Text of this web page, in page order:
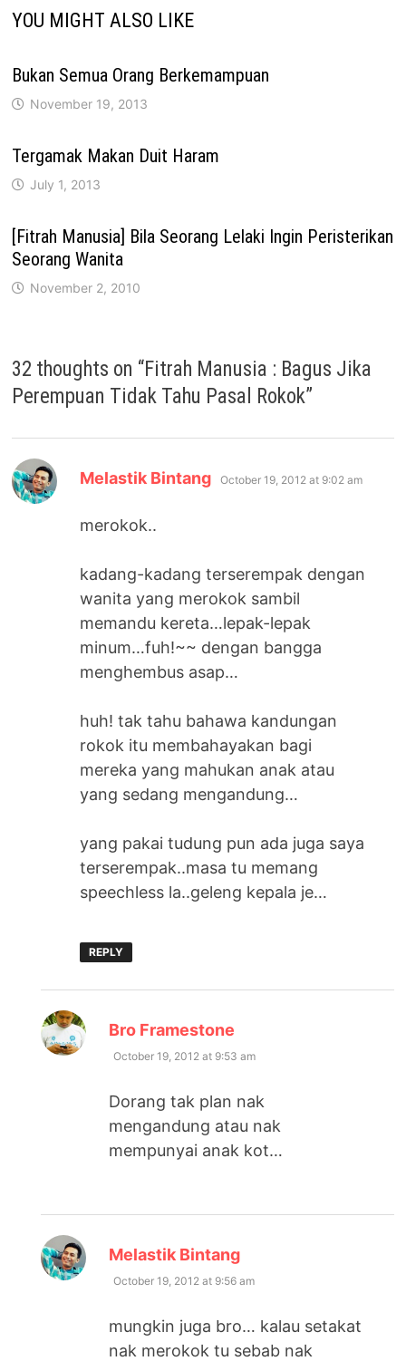
YOU MIGHT ALSO LIKE
Bukan Semua Orang Berkemampuan
November 19, 2013
Tergamak Makan Duit Haram
July 1, 2013
[Fitrah Manusia] Bila Seorang Lelaki Ingin Peristerikan
Seorang Wanita
November 2, 2010
32 thoughts on “Fitrah Manusia : Bagus Jika
Perempuan Tidak Tahu Pasal Rokok”
Melastik Bintang says:
October 19, 2012 at 9:02 am
merokok..
kadang-kadang terserempak dengan
wanita yang merokok sambil
memandu kereta…lepak-lepak
minum…fuh!~~ dengan bangga
menghembus asap…
huh! tak tahu bahawa kandungan
rokok itu membahayakan bagi
mereka yang mahukan anak atau
yang sedang mengandung…
yang pakai tudung pun ada juga saya
terserempak..masa tu memang
speechless la..geleng kepala je…
REPLY
Bro Framestone
October 19, 2012 at 9:53 am
Dorang tak plan nak
mengandung atau nak
mempunyai anak kot…
Melastik Bintang
October 19, 2012 at 9:56 am
mungkin juga bro… kalau setakat
nak merokok tu sebab nak